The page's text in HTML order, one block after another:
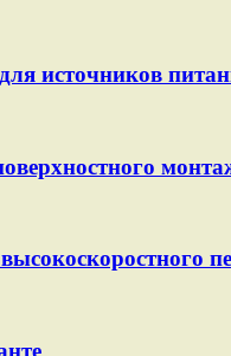
источников